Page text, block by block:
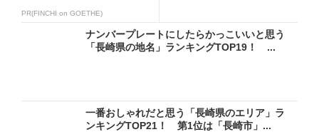
PR(FINCHI on GOETHE)
ナンバープレートにしたらかっこいいと思う
「長崎県の地名」ランキングTOP19！ ...
一番おしゃれだと思う「長崎県のエリア」ラ
ンキングTOP21！ 第1位は「長崎市」...